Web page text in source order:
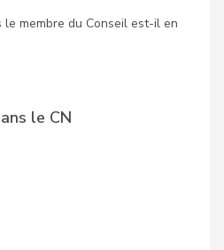
membre du Conseil est-il en
le CN